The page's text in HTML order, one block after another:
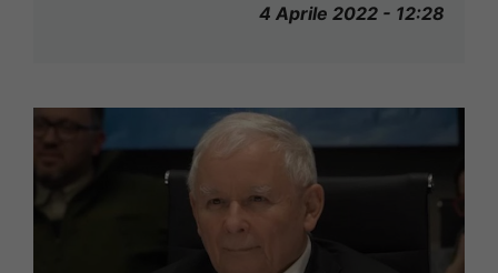
4 Aprile 2022 - 12:28